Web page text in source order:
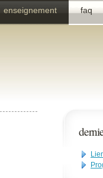
enseignement faq